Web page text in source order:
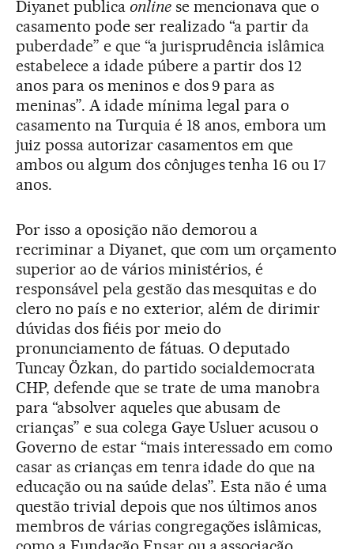
Diyanet publica onlinese mencionava que o
casamento pode ser realizado “a partir da
puberdade” e que “a jurisprudência islâmica
estabelece a idade púbere a partir dos 12
anos para os meninos e dos 9 para as
meninas”. A idade mínima legal para o
casamento na Turquia é 18 anos, embora um
juiz possa autorizar casamentos em que
ambos ou algum dos cônjuges tenha 16 ou 17
anos.
Por isso a oposição não demorou a
recriminar a Diyanet, que com um orçamento
superior ao de vários ministérios, é
responsável pela gestão das mesquitas e do
clero no país e no exterior, além de dirimir
dúvidas dos fiéis por meio do
pronunciamento de fátuas. O deputado
Tuncay Özkan, do partido socialdemocrata
CHP, defende que se trate de uma manobra
para “absolver aqueles que abusam de
crianças” e sua colega Gaye Usluer acusou o
Governo de estar “mais interessado em como
casar as crianças em tenra idade do que na
educação ou na saúde delas”. Esta não é uma
questão trivial depois que nos últimos anos
membros de várias congregações islâmicas,